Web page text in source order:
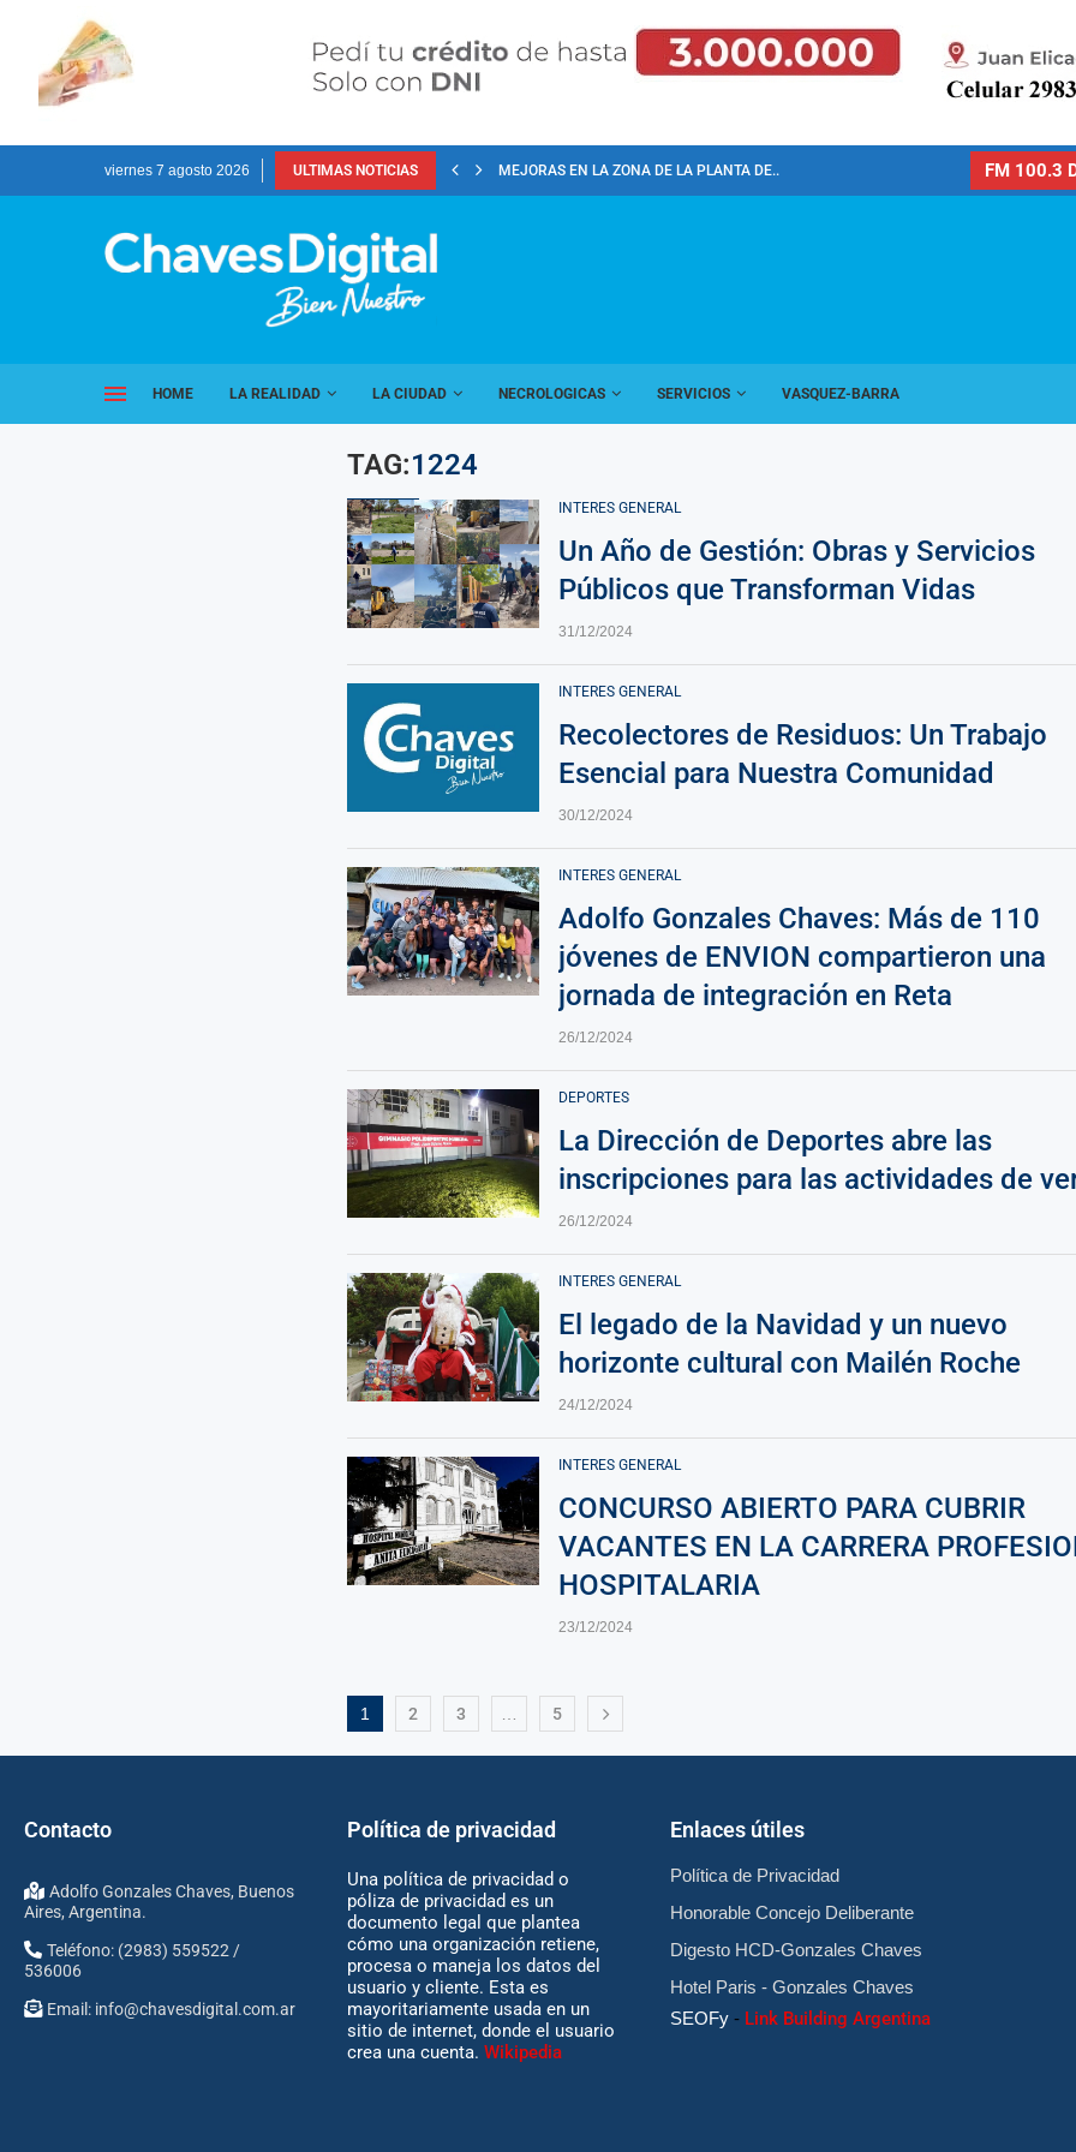
viernes 7 agosto 2026 ULTIMAS NOTICIAS MEJORAS EN LA ZONA DE LA PLANTA DE... FM 100.3
HOME LA REALIDAD LA CIUDAD NECROLOGICAS SERVICIOS VASQUEZ-BARRA
TAG:1224
INTERES GENERAL
Un Año de Gestión: Obras y Servicios
Públicos que Transforman Vidas
31/12/2024
INTERES GENERAL
Recolectores de Residuos: Un Trabajo
Esencial para Nuestra Comunidad
30/12/2024
INTERES GENERAL
Adolfo Gonzales Chaves: Más de 110
jóvenes de ENVION compartieron una
jornada de integración en Reta
26/12/2024
DEPORTES
La Dirección de Deportes abre las
inscripciones para las actividades de
26/12/2024
INTERES GENERAL
El legado de la Navidad y un nuevo
horizonte cultural con Mailén Roche
24/12/2024
INTERES GENERAL
CONCURSO ABIERTO PARA CUBRIR
VACANTES EN LA CARRERA
HOSPITALARIA
23/12/2024
1 2 3 5
Contacto
Adolfo Gonzales Chaves, Buenos
Aires, Argentina.
Teléfono: (2983) 559522 /
536006
Email: info@chavesdigital.com.ar
Política de privacidad
Una política de privacidad o
póliza de privacidad es un
documento legal que plantea
cómo una organización retiene,
procesa o maneja los datos del
usuario y cliente. Esta es
mayoritariamente usada en un
sitio de internet, donde el usuario
crea una cuenta. Wikipedia
Enlaces útiles
Política de Privacidad
Honorable Concejo Deliberante
Digesto HCD-Gonzales Chaves
Hotel Paris - Gonzales Chaves
SEOFy- Link Building Argentina